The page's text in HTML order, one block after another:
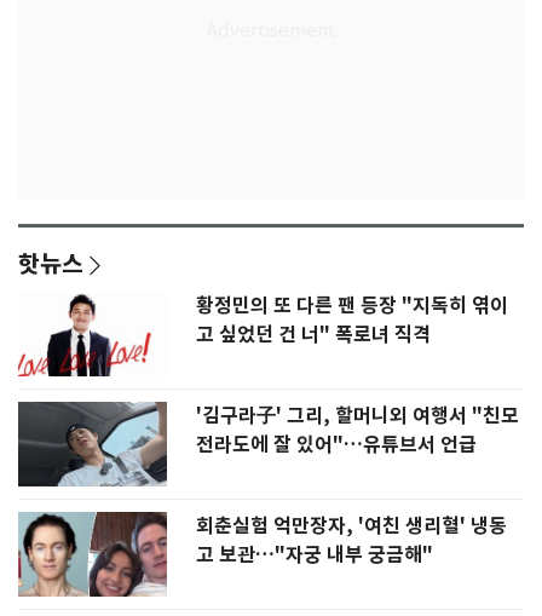
핫뉴스
황정민의 또 다른 팬 등장 "지독히 엮이
고 싶었던 건 너" 폭로녀 직격
'김구라子' 그리, 할머니외 여행서 "친모
전라도에 잘 있어"…유튜브서 언급
회춘실험 억만장자, '여친 생리혈' 냉동
고 보관…"자궁 내부 궁금해"